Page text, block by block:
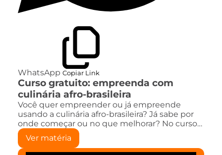
WhatsApp Copiar Link
Curso gratuito: empreenda com
culinária afro-brasileira
Você quer empreender ou já empreende
usando a culinária afro-brasileira? Já sabe por
onde começar ou no que melhorar? No curso…
Ver matéria